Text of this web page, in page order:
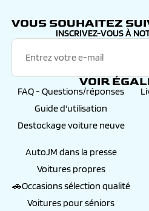
VOUS SOUHAITEZ
INSCRIVEZ-VOUS À
VOIR
FAQ - Questions/réponses
Guide d'utilisation
Destockage voiture neuve
AutoJM dans la presse
Voitures propres
🚗Occasions sélection qualité
Voitures pour séniors